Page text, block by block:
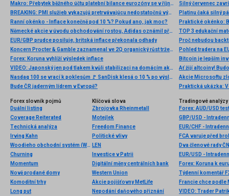
Makro: Přebytek běžného účtu platební bilance eurozóny se v říjnu snížil na 20,5 mld. eur
BREAKING: PMI služieb vykazujú pretrvávajúcu nedostatočnú výkonnosť
Ranní okénko - Inflace konečně pod 10 %? Pokud ano, jak moc?
Německé akcie v úvodu obchodování rostou, Adidas oznámil předběžné výsledky za 4Q
EUR/GBP prudce posiluje, britská inflace překonala odhady
Koncern Procter & Gamble zaznamenal ve 2Q organický růst tržeb o 3 % a potvrdil celoroční výhled
Forex: Koruna vyhlíží výsledek inflace
VIDEO: Japonský jen pod tlakem kvůli stabilizaci na domácím akciovém trhu
Nasdaq 100 se vrací k poklesům 🚩 SanDisk klesá o 10 % po výsledcích
Bude ČR jaderným lídrem v Evropě?
Platinu čaká silný
TOP 3 edukační
Proč nebudou
Pohled tradera na
Ať žijí altcoiny!
Praktická ukázka:
Forex slovník pojmů
Duální listing
Coverage Reiterated
Technická analýza
Irving Kahn
Woodieho obchodní systém (WoodiesCCI)
Churning
Momentum
Nově prodané domy
Komoditní trhy
Long put
Klíčová slova
Zbrojovka Rheinmetall
Motejlek
Freedom Finance
Politické vlivy
LEN
Investice v Patrii
Digitální měny centrálních bank
Western Union
Akcie pojišťovny MetLife
Nepodání daňového přiznání
Tradingové analýzy
Forex: AUD/USD
GBP/USD -
EUR/CHF -
FCA varuje před
Dva členové rady
EUR/USD -
Týdenní komentář